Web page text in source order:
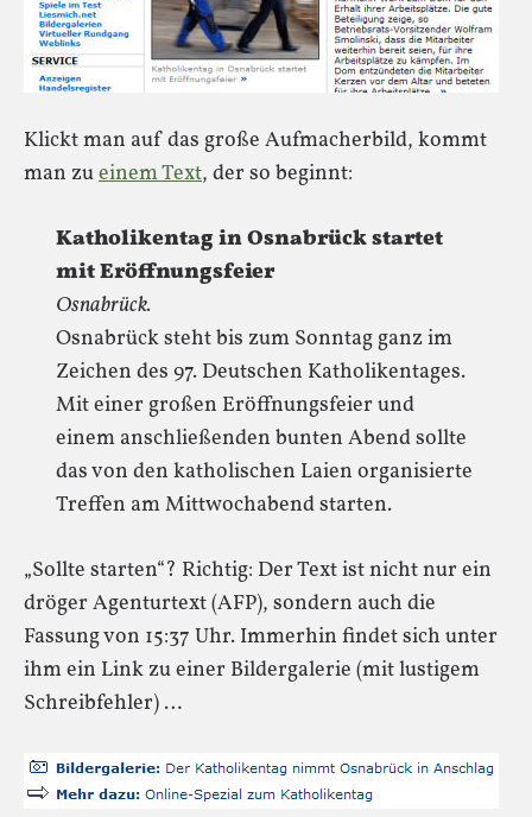
Klickt man auf das große Aufmacherbild, kommt
man zueinem Text, der so beginnt:
Katholikentag in Osnabrück startet
mit Eröffnungsfeier
Osnabrück.
Osnabrück steht bis zum Sonntag ganz im
Zeichen des 97. Deutschen Katholikentages.
Mit einer großen Eröffnungsfeier und
einem anschließenden bunten Abend sollte
das von den katholischen Laien organisierte
Treffen am Mittwochabend starten.
„Sollte starten“? Richtig: Der Text ist nicht nur ein
dröger Agenturtext (AFP), sondern auch die
Fassung von 15:37 Uhr. Immerhin findet sich unter
ihm ein Link zu einer Bildergalerie (mit lustigem
Schreibfehler) …